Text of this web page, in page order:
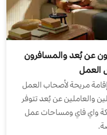
عن بُعد والمسافرون
العمل
مريحة لأصحاب العمل
والعاملين عن بُعد تتوفر
واي فاي ومساحات عمل